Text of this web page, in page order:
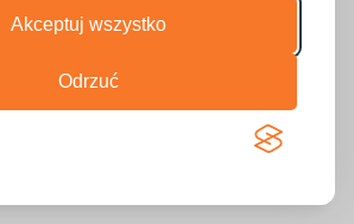
Akceptuj wszystko
Odrzuć